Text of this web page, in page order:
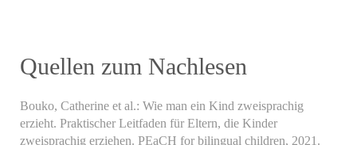
Quellen zum Nachlesen
Bouko, Catherine et al.: Wie man ein Kind zweisprachig
erzieht. Praktischer Leitfaden für Eltern, die Kinder
zweisprachig erziehen. PEaCH for bilingual children, 2021.